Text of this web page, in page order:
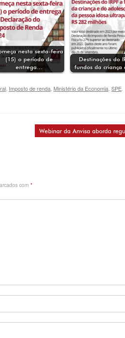
nesta sexta-feira
(15) o período de
entrega…
Destinações do
fundos da
Imposto de renda Ministério da Economia SPE
Webinar da Anvisa aborda
com *